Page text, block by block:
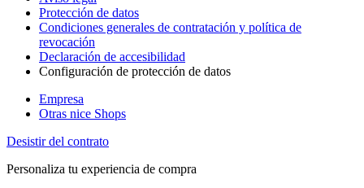
Protección de datos
Condiciones generales de contratación y política de
revocación
Declaración de accesibilidad
Configuración de protección de datos
Empresa
Otras nice Shops
Desistir del contrato
Personaliza tu experiencia de compra